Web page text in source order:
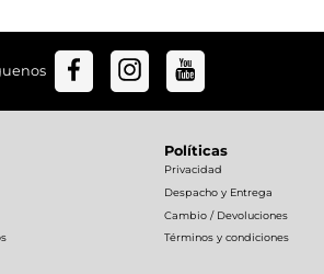
Políticas
Privacidad
Despacho y Entrega
Cambio / Devoluciones
Términos y condiciones